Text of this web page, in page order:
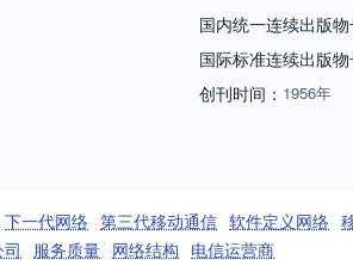
国内统一连续出版物
国际标准连续出版
创刊时间： 1956年
下一代网络 第三代移动通信 软件定义网络
服务质量 网络结构 电信运营商